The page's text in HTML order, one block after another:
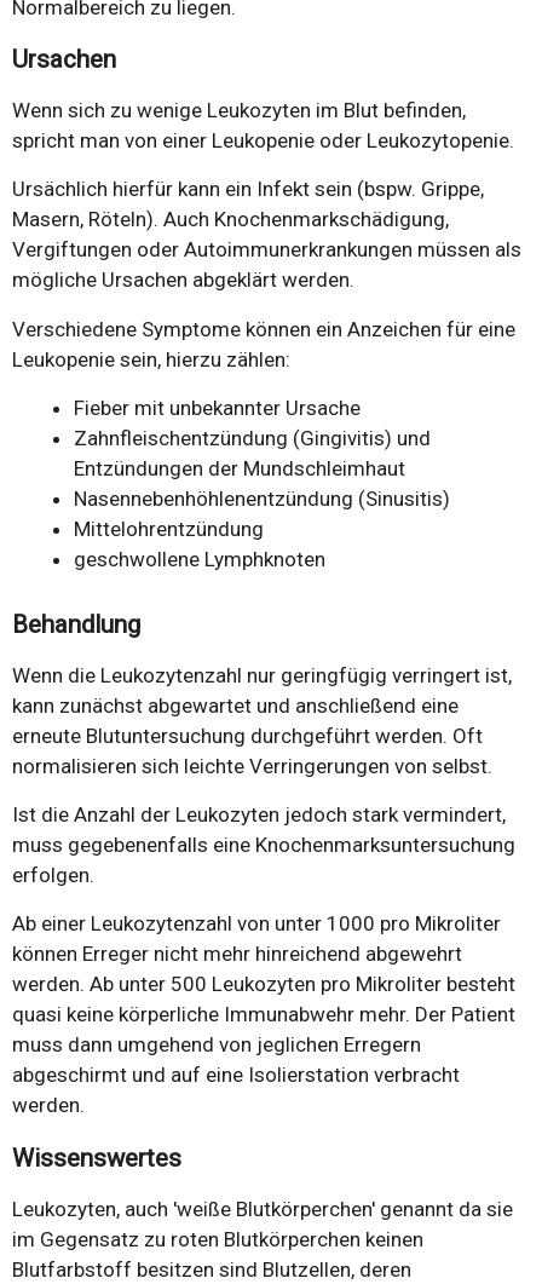
Normalbereich zu liegen.
Ursachen
Wenn sich zu wenige Leukozyten im Blut befinden,
spricht man von einer Leukopenie oder Leukozytopenie.
Ursächlich hierfür kann ein Infekt sein (bspw. Grippe,
Masern, Röteln). Auch Knochenmarkschädigung,
Vergiftungen oder Autoimmunerkrankungen müssen als
mögliche Ursachen abgeklärt werden.
Verschiedene Symptome können ein Anzeichen für eine
Leukopenie sein, hierzu zählen:
Fieber mit unbekannter Ursache
Zahnfleischentzündung (Gingivitis) und
Entzündungen der Mundschleimhaut
Nasennebenhöhlenentzündung (Sinusitis)
Mittelohrentzündung
geschwollene Lymphknoten
Behandlung
Wenn die Leukozytenzahl nur geringfügig verringert ist,
kann zunächst abgewartet und anschließend eine
erneute Blutuntersuchung durchgeführt werden. Oft
normalisieren sich leichte Verringerungen von selbst.
Ist die Anzahl der Leukozyten jedoch stark vermindert,
muss gegebenenfalls eine Knochenmarksuntersuchung
erfolgen.
Ab einer Leukozytenzahl von unter 1000 pro Mikroliter
können Erreger nicht mehr hinreichend abgewehrt
werden. Ab unter 500 Leukozyten pro Mikroliter besteht
quasi keine körperliche Immunabwehr mehr. Der Patient
muss dann umgehend von jeglichen Erregern
abgeschirmt und auf eine Isolierstation verbracht
werden.
Wissenswertes
Leukozyten, auch 'weiße Blutkörperchen' genannt da sie
im Gegensatz zu roten Blutkörperchen keinen
Blutfarbstoff besitzen sind Blutzellen, deren